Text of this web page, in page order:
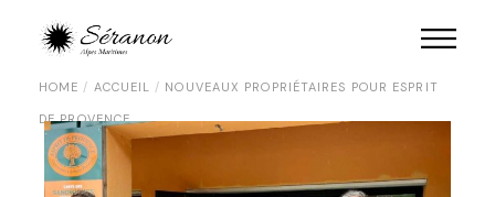
HOME ACCUEIL NOUVEAUX PROPRIÉTAIRES POUR ESPRIT
DE PROVENCE